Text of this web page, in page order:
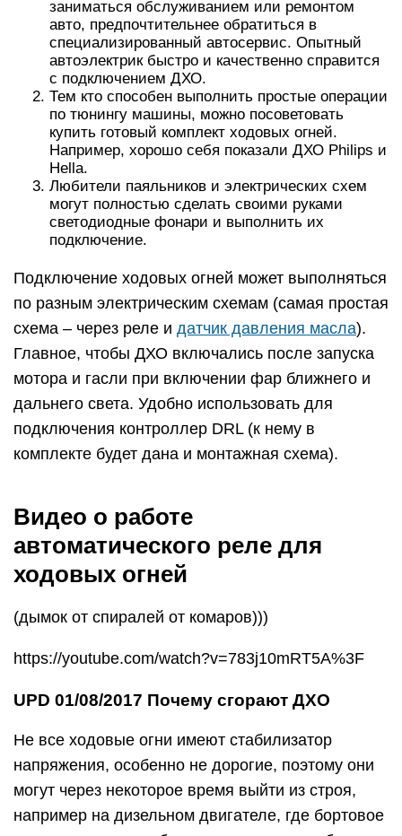
заниматься обслуживанием или ремонтом
авто, предпочтительнее обратиться в
специализированный автосервис. Опытный
автоэлектрик быстро и качественно справится
с подключением ДХО.
Тем кто способен выполнить простые операции
по тюнингу машины, можно посоветовать
купить готовый комплект ходовых огней.
Например, хорошо себя показали ДХО Philips и
Hella.
Любители паяльников и электрических схем
могут полностью сделать своими руками
светодиодные фонари и выполнить их
подключение.
Подключение ходовых огней может выполняться
по разным электрическим схемам (самая простая
схема – через реле и датчик давления масла).
Главное, чтобы ДХО включались после запуска
мотора и гасли при включении фар ближнего и
дальнего света. Удобно использовать для
подключения контроллер DRL (к нему в
комплекте будет дана и монтажная схема).
Видео о работе
автоматического реле для
ходовых огней
(дымок от спиралей от комаров)))
https://youtube.com/watch?v=783j10mRT5A%3F
UPD 01/08/2017 Почему сгорают ДХО
Не все ходовые огни имеют стабилизатор
напряжения, особенно не дорогие, поэтому они
могут через некоторое время выйти из строя,
например на дизельном двигателе, где бортовое